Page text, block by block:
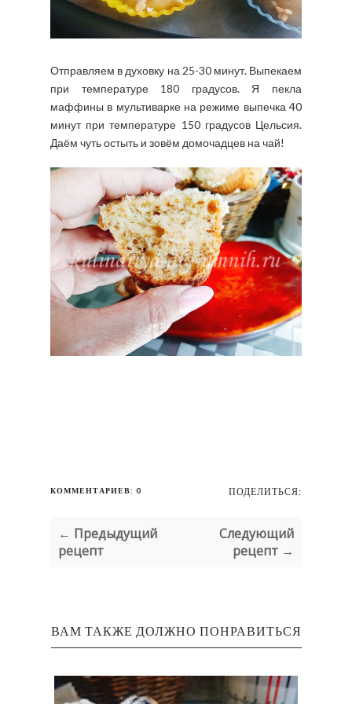
Отправляем в духовку на 25-30 минут. Выпекаем
при температуре 180 градусов. Я пекла
маффины в мультиварке на режиме выпечка 40
минут при температуре 150 градусов Цельсия.
Даём чуть остыть и зовём домочадцев на чай!
КОММЕНТАРИЕВ: 0 ПОДЕЛИТЬСЯ:
← Предыдущий
рецепт
Следующий
рецепт →
ВАМ ТАКЖЕ ДОЛЖНО ПОНРАВИТЬСЯ